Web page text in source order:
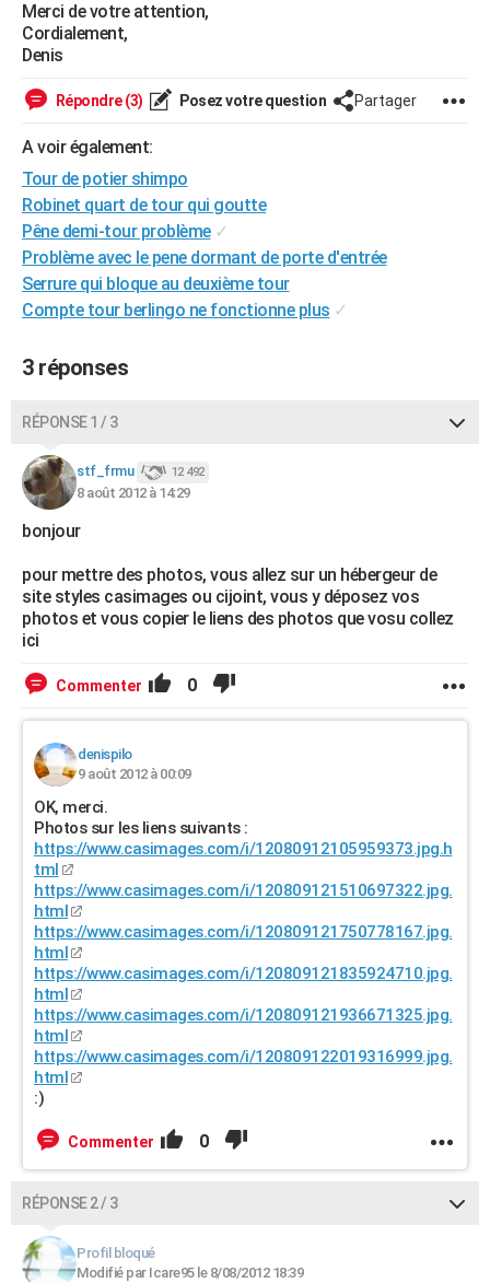
Merci de votre attention,
Cordialement,
Denis
Répondre (3) Posez votre question Partager
A voir également:
Tour de potier shimpo
Robinet quart de tour qui goutte
Pêne demi-tour problème ✓
Problème avec le pene dormant de porte d'entrée
Serrure qui bloque au deuxième tour
Compte tour berlingo ne fonctionne plus ✓
3 réponses
RÉPONSE 1 / 3
stf_frmu 12 492
8 août 2012 à 14:29
bonjour
pour mettre des photos, vous allez sur un hébergeur de
site styles casimages ou cijoint, vous y déposez vos
photos et vous copier le liens des photos que vosu collez
ici
Commenter 0
denispilo
9 août 2012 à 00:09
OK, merci.
Photos sur les liens suivants :
https://www.casimages.com/i/12080912105959373.jpg.h
tml
https://www.casimages.com/i/120809121510697322.jpg.
html
https://www.casimages.com/i/120809121750778167.jpg.
html
https://www.casimages.com/i/120809121835924710.jpg.
html
https://www.casimages.com/i/120809121936671325.jpg.
html
https://www.casimages.com/i/120809122019316999.jpg.
html
:)
Commenter 0
RÉPONSE 2 / 3
Profil bloqué
Modifié par Icare95 le 8/08/2012 18:39